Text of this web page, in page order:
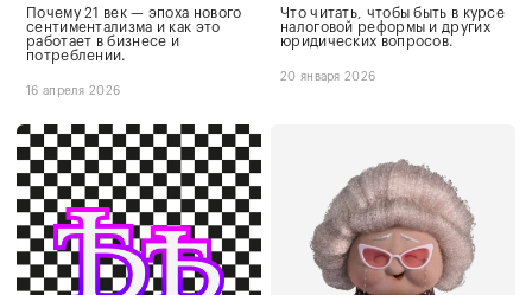
Почему 21 век — эпоха нового
сентиментализма и как это
работает в бизнесе и
потреблении.
16 апреля 2026
Что читать, чтобы быть в курсе
налоговой реформы и других
юридических вопросов.
20 января 2026